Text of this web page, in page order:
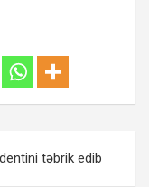
təbrik edib